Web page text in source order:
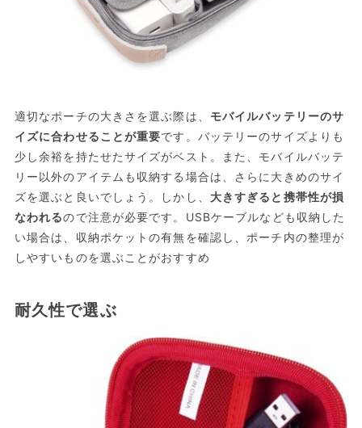
適切なポーチの大きさを選ぶ際は、 モバイルバッテリーのサ
イズに合わせることが重要です。バッテリーのサイズよりも
少し余裕を持たせたサイズがベスト。また、モバイルバッテ
リー以外のアイテムも収納する場合は、さらに大きめのサイ
ズを選ぶと良いでしょう。しかし、 大きすぎると携帯性が損
なわれるので注意が必要です。USBケーブルなども収納した
い場合は、収納ポケットの有無を確認し、ポーチ内の整理が
しやすいものを選ぶことがおすすめ
耐久性で選ぶ